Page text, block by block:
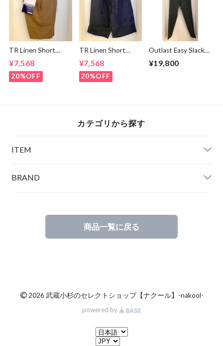
TR Linen Short
¥7,568
20%OFF
TR Linen Short
¥7,568
20%OFF
Outlast Easy Slacks
¥19,800
カテゴリから探す
ITEM
BRAND
商品一覧に戻る
©2026 武蔵小杉のセレクトショップ【ナクール】-nakool-
powered by